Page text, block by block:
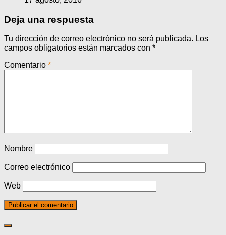
Deja una respuesta
Tu dirección de correo electrónico no será publicada. Los
campos obligatorios están marcados con *
Comentario *
Nombre
Correo electrónico
Web